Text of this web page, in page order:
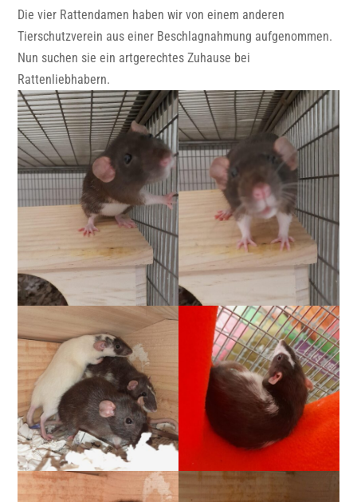
Die vier Rattendamen haben wir von einem anderen
Tierschutzverein aus einer Beschlagnahmung aufgenommen.
Nun suchen sie ein artgerechtes Zuhause bei
Rattenliebhabern.